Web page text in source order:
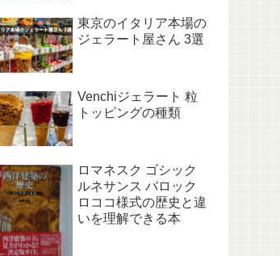
東京のイタリア本場の
ジェラート屋さん 3選
Venchiジェラート 粒
トッピングの種類
ロマネスク ゴシック
ルネサンス バロック
ロココ様式の歴史と違
いを理解できる本